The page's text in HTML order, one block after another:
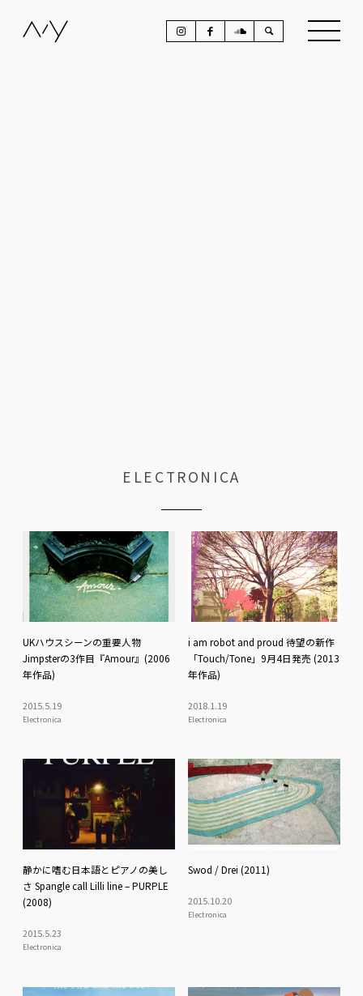
ELECTRONICA
UKハウスシーンの重要人物
Jimpsterの3作目『Amour』(2006
年作品)
2015.5.19
Electronica
i am robot and proud 待望の新作
「Touch/Tone」9月4日発売 (2013
年作品)
2018.1.19
Electronica
静かに嗜む日本語とピアノの美し
さ Spangle call Lilli line – PURPLE
(2008)
2015.5.23
Electronica
Swod / Drei (2011)
2015.10.20
Electronica